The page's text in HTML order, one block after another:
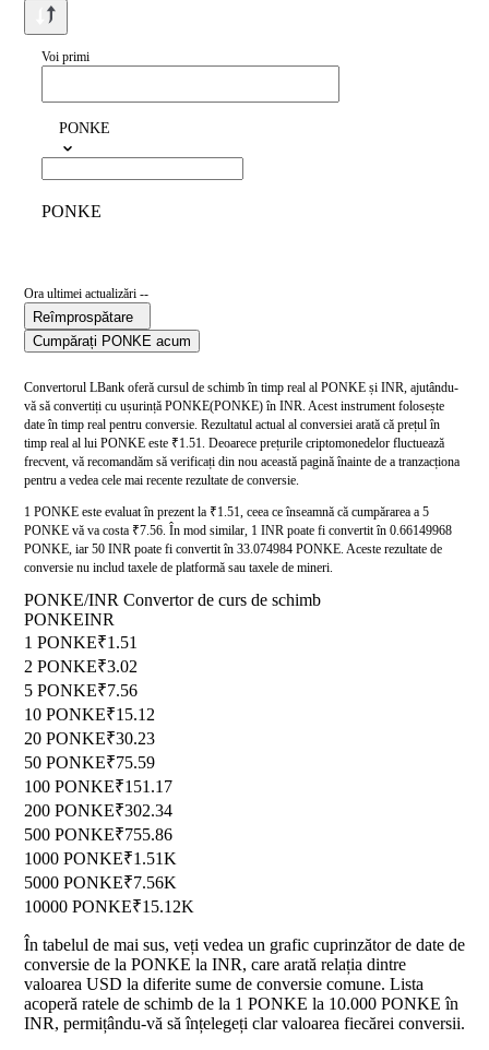
Voi primi
PONKE
PONKE
Ora ultimei actualizări --
Reîmprospătare
Cumpărați PONKE acum
Convertorul LBank oferă cursul de schimb în timp real al PONKE și INR, ajutându-
vă să convertiți cu ușurință PONKE(PONKE) în INR. Acest instrument folosește
date în timp real pentru conversie. Rezultatul actual al conversiei arată că prețul în
timp real al lui PONKE este ₹1.51. Deoarece prețurile criptomonedelor fluctuează
frecvent, vă recomandăm să verificați din nou această pagină înainte de a tranzacționa
pentru a vedea cele mai recente rezultate de conversie.
1 PONKE este evaluat în prezent la ₹1.51, ceea ce înseamnă că cumpărarea a 5
PONKE vă va costa ₹7.56. În mod similar, 1 INR poate fi convertit în 0.66149968
PONKE, iar 50 INR poate fi convertit în 33.074984 PONKE. Aceste rezultate de
conversie nu includ taxele de platformă sau taxele de mineri.
PONKE/INR Convertor de curs de schimb
PONKEINR
1 PONKE₹1.51
2 PONKE₹3.02
5 PONKE₹7.56
10 PONKE₹15.12
20 PONKE₹30.23
50 PONKE₹75.59
100 PONKE₹151.17
200 PONKE₹302.34
500 PONKE₹755.86
1000 PONKE₹1.51K
5000 PONKE₹7.56K
10000 PONKE₹15.12K
În tabelul de mai sus, veți vedea un grafic cuprinzător de date de
conversie de la PONKE la INR, care arată relația dintre
valoarea USD la diferite sume de conversie comune. Lista
acoperă ratele de schimb de la 1 PONKE la 10.000 PONKE în
INR, permițându-vă să înțelegeți clar valoarea fiecărei conversii.